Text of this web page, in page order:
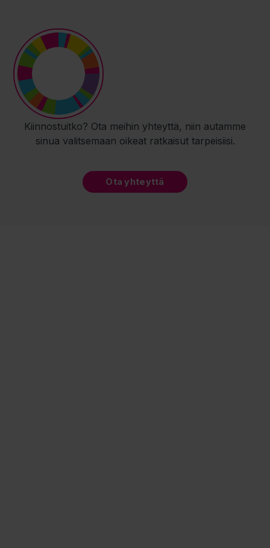
Kiinnostuitko? Ota meihin yhteyttä, niin autamme
sinua valitsemaan oikeat ratkaisut tarpeisiisi.
Ota yhteyttä